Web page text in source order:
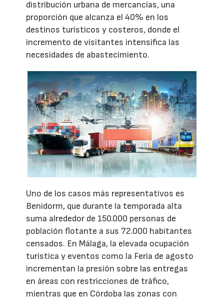
distribución urbana de mercancías, una
proporción que alcanza el 40% en los
destinos turísticos y costeros, donde el
incremento de visitantes intensifica las
necesidades de abastecimiento.
Uno de los casos más representativos es
Benidorm, que durante la temporada alta
suma alrededor de 150.000 personas de
población flotante a sus 72.000 habitantes
censados. En Málaga, la elevada ocupación
turística y eventos como la Feria de agosto
incrementan la presión sobre las entregas
en áreas con restricciones de tráfico,
mientras que en Córdoba las zonas con